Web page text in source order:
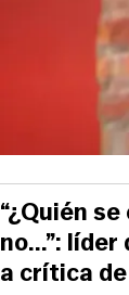
“¿Quién
no...”:
a crítica